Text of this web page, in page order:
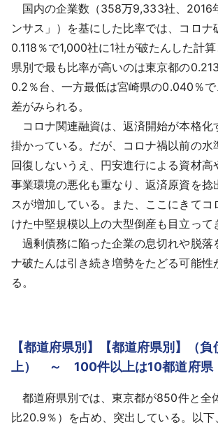
国内の企業数（358万9,333社、2016
ンサス」）を基にした比率では、コロナ
0.118％で1,000社に1社が破たんした計
県別で最も比率が高いのは東京都の
0.2％台、一方最低は宮崎県の0.040％
差がみられる。
コロナ関連融資は、返済開始が本格化
掛かっている。だが、コロナ禍以前の水
回復しないうえ、円安進行による資材高
事業環境の悪化も重なり、返済原資を捻
スが増加している。また、ここにきてコ
けた中堅規模以上の大型倒産も目立って
過剰債務に陥った企業の息切れや脱落
ナ破たんは引き続き増勢をたどる可能性
る。
【都道府県別】【都道府県別】（
上） ～ 100件以上は10都道府
都道府県別では、東京都が850件と全
比20.9％）を占め、突出している。以